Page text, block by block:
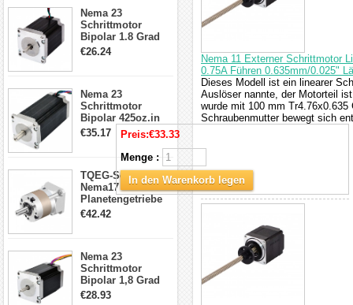
Nema 23
Schrittmotor
Bipolar 1.8 Grad
1.9Nm 3A 3.36V 4
€26.24
Nema 23
Schrittmotor
Bipolar 425oz.in
4.2A 57x57x114mm
4 Draht Hybrid
Schrittmotor
€35.17
TQEG-Serie
Nema17
Planetengetriebe
5:1 Spiel 15Arc-
€42.42
Nema 23
Schrittmotor
Bipolar 1,8 Grad
2,83Nm 4 A 2,26V
€28.93
Nema 11 Externer Schrittmotor
0.75A Führen 0.635mm/0.025"
Dieses Modell ist ein linearer
Auslöser nannte, der Motorteil
wurde mit 100 mm
Schraubenmutter bewegt sich
Preis:€33.33
Menge :
In den Warenkorb legen